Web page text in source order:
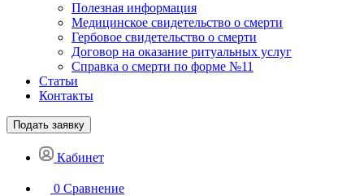
Полезная информация
Медицинское свидетельство о смерти
Гербовое свидетельство о смерти
Договор на оказание ритуальных услуг
Справка о смерти по форме №11
Статьи
Контакты
Подать заявку
Кабинет
0 Сравнение